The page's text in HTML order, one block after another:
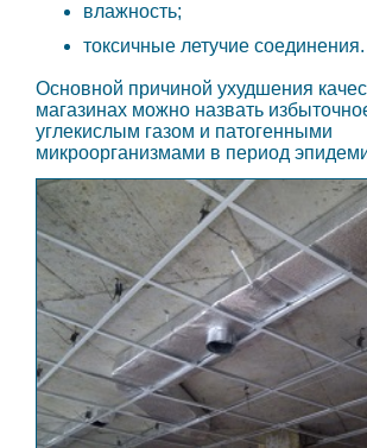
влажность;
токсичные летучие соединения.
Основной причиной ухудшения
магазинах можно назвать
углекислым газом и патогенными
микроорганизмами в период